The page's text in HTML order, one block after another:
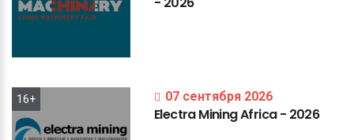
16+ 07 сентября 2026
ElectraMiningAfrica- 2026